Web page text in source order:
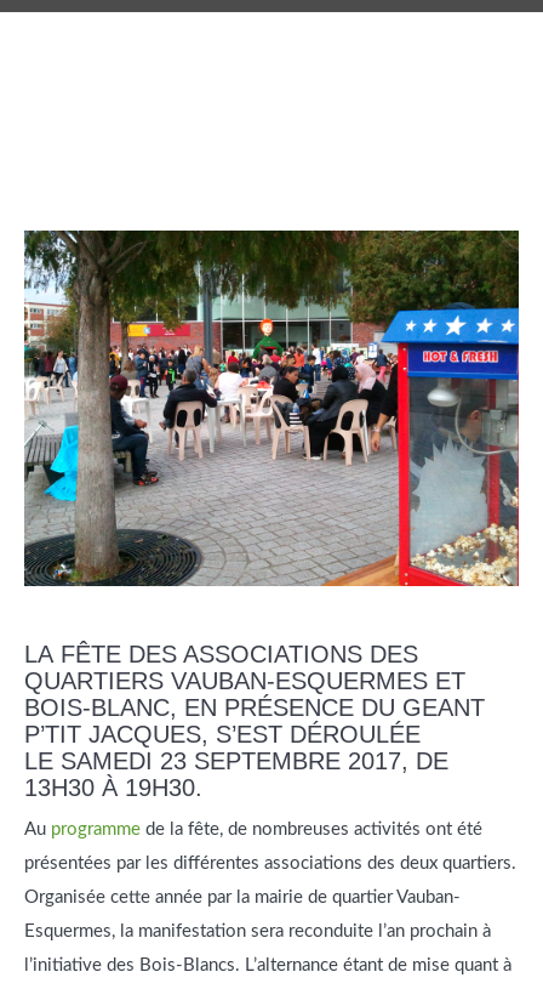
LA FÊTE DES ASSOCIATIONS DES
QUARTIERS VAUBAN-ESQUERMES ET
BOIS-BLANC, EN PRÉSENCE DU GEANT
P’TIT JACQUES, S’EST DÉROULÉE
LE SAMEDI 23 SEPTEMBRE 2017, DE
13H30 À 19H30.
Au programme de la fête, de nombreuses activités ont été
présentées par les différentes associations des deux quartiers.
Organisée cette année par la mairie de quartier Vauban-
Esquermes, la manifestation sera reconduite l’an prochain à
l’initiative des Bois-Blancs. L’alternance étant de mise quant à